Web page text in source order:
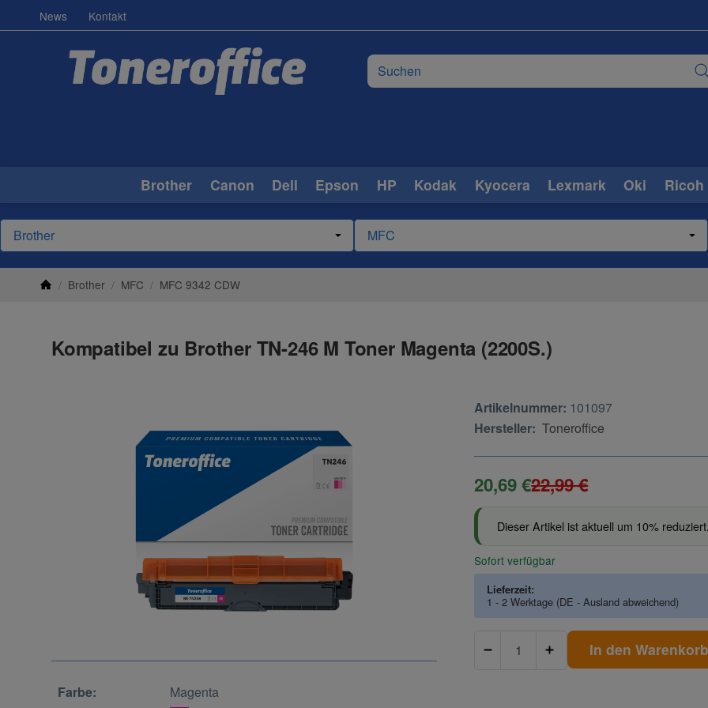
News Kontakt
Brother Canon Dell Epson HP Kodak Kyocera Lexmark Oki Ricoh
/ Brother / MFC / MFC 9342 CDW
Kompatibel zu Brother TN-246 M Toner Magenta (2200S.)
Farbe: Magenta
Artikelnummer: 101097
Hersteller: Toneroffice
20,69 €22,99 €
Dieser Artikel ist aktuell um 10%
Sofort verfügbar
Lieferzeit:
1 - 2 Werktage (DE - Ausland abweichend)
In den